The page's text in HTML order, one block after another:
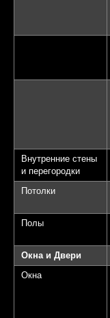
Внутренние стены
и перегородки
Потолки
Полы
Окна и Двери
Окна